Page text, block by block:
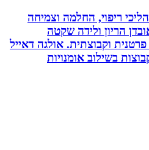
ריפוי, החלמה וצמיחה
הריון ולידה שקטה
וקבוצתית. אולגה דאייל
בשילוב אומנויות‏